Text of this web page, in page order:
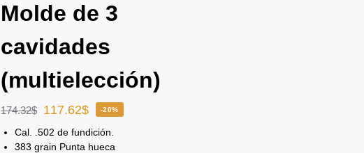
Molde de 3
cavidades
(multielección)
174.32$ 117.62$ -20%
Cal. .502 de fundición.
383 grain Punta hueca